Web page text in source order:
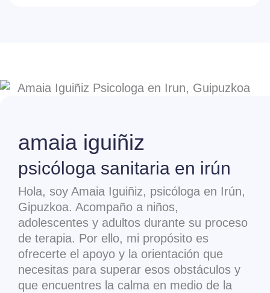
amaia iguiñiz
psicóloga sanitaria en irún
Hola, soy Amaia Iguiñiz, psicóloga en Irún,
Gipuzkoa. Acompaño a niños,
adolescentes y adultos durante su proceso
de terapia. Por ello, mi propósito es
ofrecerte el apoyo y la orientación que
necesitas para superar esos obstáculos y
que encuentres la calma en medio de la